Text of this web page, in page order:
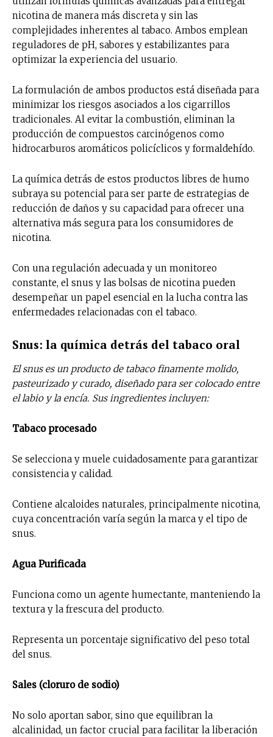
nicotina de manera más discreta y sin las
complejidades inherentes al tabaco. Ambos emplean
reguladores de pH, sabores y estabilizantes para
optimizar la experiencia del usuario.
La formulación de ambos productos está diseñada para
minimizar los riesgos asociados a los cigarrillos
tradicionales. Al evitar la combustión, eliminan la
producción de compuestos carcinógenos como
hidrocarburos aromáticos policíclicos y formaldehído.
La química detrás de estos productos libres de humo
subraya su potencial para ser parte de estrategias de
reducción de daños y su capacidad para ofrecer una
alternativa más segura para los consumidores de
nicotina.
Con una regulación adecuada y un monitoreo
constante, el snus y las bolsas de nicotina pueden
desempeñar un papel esencial en la lucha contra las
enfermedades relacionadas con el tabaco.
Snus: la química detrás del tabaco oral
El snus es un producto de tabaco finamente molido,
pasteurizado y curado, diseñado para ser colocado entre
el labio y la encía. Sus ingredientes incluyen:
Tabaco procesado
Se selecciona y muele cuidadosamente para garantizar
consistencia y calidad.
Contiene alcaloides naturales, principalmente nicotina,
cuya concentración varía según la marca y el tipo de
snus.
Agua Purificada
Funciona como un agente humectante, manteniendo la
textura y la frescura del producto.
Representa un porcentaje significativo del peso total
del snus.
Sales (cloruro de sodio)
No solo aportan sabor, sino que equilibran la
alcalinidad, un factor crucial para facilitar la liberación